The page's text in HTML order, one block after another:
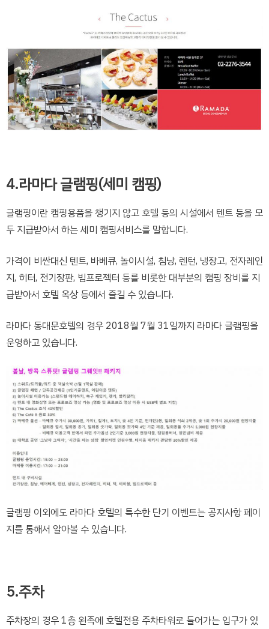
4.라마다 글램핑(세미 캠핑)
글램핑이란 캠핑용품을 챙기지 않고 호텔 등의 시설에서 텐트 등을 모
두 지급받아서 하는 세미 캠핑서비스를 말합니다.
가격이 비싼대신 텐트, 바베큐, 놀이시설, 침낭, 렌턴, 냉장고, 전자레인
지, 히터, 전기장판, 빔프로젝터 등를 비롯한 대부분의 캠핑 장비를 지
급받아서 호텔 옥상 등에서 즐길 수 있습니다.
라마다 동대문호텔의 경우 2018월 7월 31일까지 라마다 글램핑을
운영하고 있습니다.
글램핑 이외에도 라마다 호텔의 특수한 단기 이벤트는 공지사항 페이
지를 통해서 알아볼 수 있습니다.
5.주차
주차장의 경우 1층 왼족에 호텔전용 주차타워로 들어가는 입구가 있